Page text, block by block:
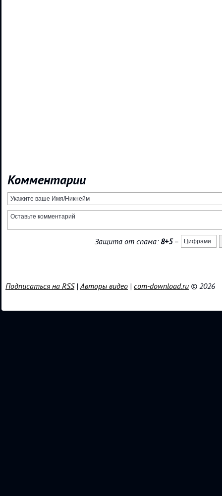
Комментарии
Защита от спама: 8+5=
Подписаться на RSS|Авторы видео | com-download.ru © 2026